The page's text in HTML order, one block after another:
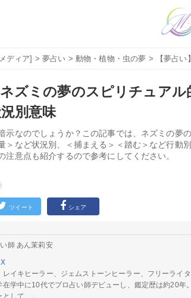
ディア] >夢占い > 動物・植物・虫の夢 > 【夢占い
ネズミの夢のスピリチュア
別意味
示なのでしょうか？この記事では、ネズミの夢
＞など状況別、＜捕まえる＞＜踏む＞など行動
注意点も紹介するので参考にしてください。
ツイート シェア
師 あん茉莉安
X
レイキヒーラー、ジェムストーンヒーラー、フリーライ
在学中に10代でプロ占い師デビューし、鑑定歴は約20年
として、...